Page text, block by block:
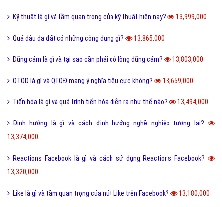
Kỹ thuật là gì và tầm quan trọng của kỹ thuật hiện nay? 13,999,000
Quả dâu da đất có những công dụng gì? 13,865,000
Dũng cảm là gì và tại sao cần phải có lòng dũng cảm? 13,803,000
QTQD là gì và QTQĐ mang ý nghĩa tiêu cực không? 13,659,000
Tiến hóa là gì và quá trình tiến hóa diễn ra như thế nào? 13,494,000
Định hướng là gì và cách định hướng nghề nghiệp tương lai?
13,374,000
Reactions Facebook là gì và cách sử dụng Reactions Facebook?
13,320,000
Like là gì và tầm quan trọng của nút Like trên Facebook? 13,180,000